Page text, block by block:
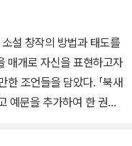
설 창작의 방법과 태도를
매개로 자신을 표현하고자
조언들을 담았다. 「북새
예문을 추가하여 한 권의